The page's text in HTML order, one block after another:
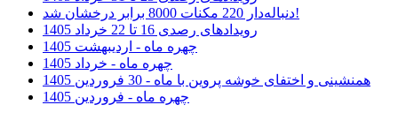
دنباله‌دار 220 مکنات 8000 برابر درخشان شد!
رویدادهای رصدی 16 تا 22 خرداد 1405
چهره ماه - اردیبهشت 1405
چهره ماه - خرداد 1405
همنشینی و اختفای خوشه پروین با ماه - 30 فروردین 1405
چهره ماه - فروردین 1405